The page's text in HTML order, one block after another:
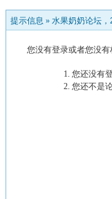
提示信息 » 水果奶奶论坛
您没有登录或者您没
您还没有
您还不是